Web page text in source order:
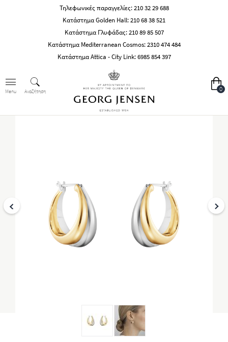
Τηλεφωνικές παραγγελίες:210 32 29 688
Κατάστημα Golden Hall:210 68 38 521
Κατάστημα Γλυφάδας:210 89 85 507
Κατάστημα Mediterranean Cosmos:2310 474 484
Κατάστημα Attica - City Link:6985 854 397
Menu Αναζήτηση 0